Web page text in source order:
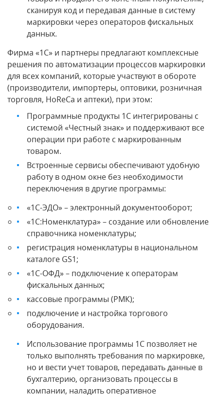
сканируя код и передавая данные в систему
маркировки через операторов фискальных
данных.
Фирма «1С» и партнеры предлагают комплексные
решения по автоматизации процессов маркировки
для всех компаний, которые участвуют в обороте
(производители, импортеры, оптовики, розничная
торговля, HoReCa и аптеки), при этом:
Программные продукты 1С интегрированы с
системой «Честный знак» и поддерживают все
операции при работе с маркированным
товаром.
Встроенные сервисы обеспечивают удобную
работу в одном окне без необходимости
переключения в другие программы:
«1С-ЭДО» – электронный документооборот;
«1С:Номенклатура» – создание или обновление
справочника номенклатуры;
регистрация номенклатуры в национальном
каталоге GS1;
«1С-ОФД» – подключение к операторам
фискальных данных;
кассовые программы (РМК);
подключение и настройка торгового
оборудования.
Использование программы 1С позволяет не
только выполнять требования по маркировке,
но и вести учет товаров, передавать данные в
бухгалтерию, организовать процессы в
компании, наладить оперативное